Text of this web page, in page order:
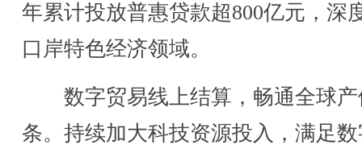
年累计投放普惠贷款超800亿元，深
口岸特色经济领域。
数字贸易线上结算，畅通全球产
条。持续加大科技资源投入，满足